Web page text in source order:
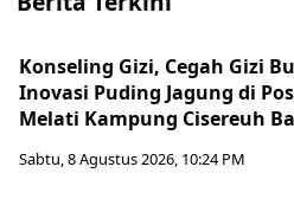
Konseling Gizi, Cegah Gizi
Inovasi Puding Jagung di
Melati Kampung Cisereuh
Sabtu, 8 Agustus 2026, 10:24 PM